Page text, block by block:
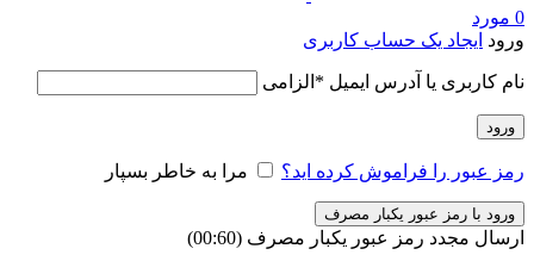
0 مورد
ورود ایجاد یک حساب کاربری
نام کاربری یا آدرس ایمیل * الزامی
ورود
رمز عبور را فراموش کرده اید؟ مرا به خاطر بسپار
ورود با رمز عبور یکبار مصرف
ارسال مجدد رمز عبور یکبار مصرف (00:
60
)